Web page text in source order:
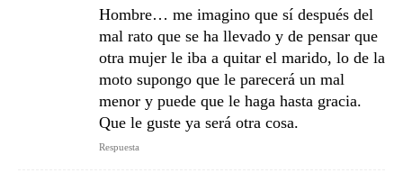
Hombre… me imagino que sí después del
mal rato que se ha llevado y de pensar que
otra mujer le iba a quitar el marido, lo de la
moto supongo que le parecerá un mal
menor y puede que le haga hasta gracia.
Que le guste ya será otra cosa.
Respuesta